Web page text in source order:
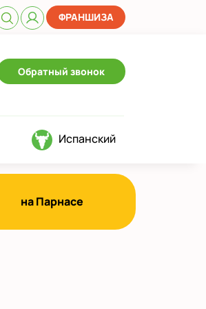
ФРАНШИЗА
Обратный звонок
Испанский
на Парнасе